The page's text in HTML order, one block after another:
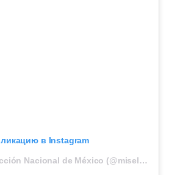
в Instagram
Публикация от Selección Nacional de México (@miseleccionmx)